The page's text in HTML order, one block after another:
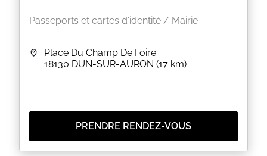
Passeports et cartes d'identité / Mairie
Place Du Champ De Foire
18130 DUN-SUR-AURON (17 km)
PRENDRE RENDEZ-VOUS